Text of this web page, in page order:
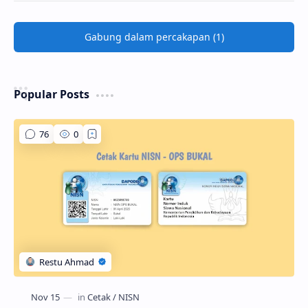
Gabung dalam percakapan (1)
Popular Posts